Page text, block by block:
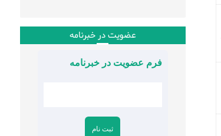
عضویت در خبرنامه
فرم عضویت در خبرنامه